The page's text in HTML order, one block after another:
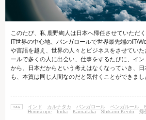
このたび、私 鹿野絢人は日本へ帰任させていただ
IT世界の中心地、バンガロールで世界最先端のIT/
や言語を越え、世界の人々とビジネスをさせてい
ールで多くの人に出会い、仕事をするたびに、イ
から、日本だからという考えはなくなっていき、日
も、本質は同じ人間なのだと気付くことができま
実に発展していきます。バンガロールの受講生に
もしれません。 もちろん、インターネット・アカデ
インド カルナタカ バンガロール ベンガルール
Horoscope
India Karnataka Shikano Kento 帰